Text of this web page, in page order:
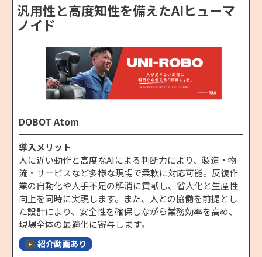
汎用性と高度知性を備えたAIヒューマ
ノイド
DOBOT Atom
導入メリット
人に近い動作と高度なAIによる判断力により、製造・物
流・サービスなど多様な現場で柔軟に対応可能。反復作
業の自動化や人手不足の解消に貢献し、省人化と生産性
向上を同時に実現します。また、人との協働を前提とし
た設計により、安全性を確保しながら業務効率を高め、
現場全体の最適化に寄与します。
紹介動画あり